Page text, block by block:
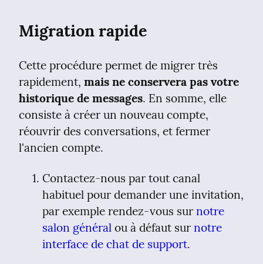
Migration rapide
Cette procédure permet de migrer très
rapidement, mais ne conservera pas votre
historique de messages. En somme, elle
consiste à créer un nouveau compte,
réouvrir des conversations, et fermer
l'ancien compte.
Contactez-nous par tout canal
habituel pour demander une invitation,
par exemple rendez-vous sur notre
salon général ou à défaut sur notre
interface de chat de support.